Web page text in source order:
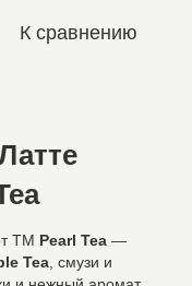
К сравнению
ТМ Pearl Tea —
Tea , смузи и